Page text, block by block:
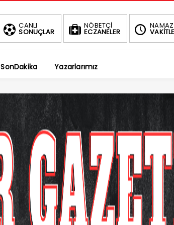
CANLI
SONUÇLAR
NÖBETÇİ
ECZANELER
NAMAZ
BIST
1.66%
SonDakika Yazarlarımız